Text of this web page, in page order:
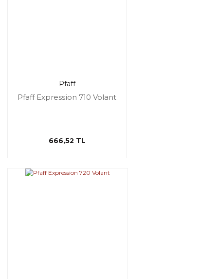
Pfaff
Pfaff Expression 710 Volant
666,52 TL